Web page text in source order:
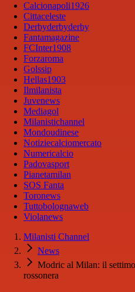
Calcionapoli1926
Cittaceleste
Derbyderbyderby
Fantamagazine
FCInter1908
Forzaroma
Golssip
Hellas1903
Ilmilanista
Juvenews
Mediagol
Milanistichannel
Mondoudinese
Notiziecalciomercato
Numericalcio
Padovasport
Pianetamilan
SOS Fanta
Toronews
Tuttobolognaweb
Violanews
Milanisti Channel
News
Modric al Milan: il
rossonera